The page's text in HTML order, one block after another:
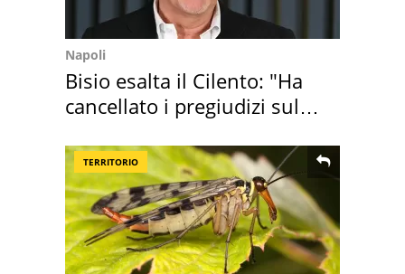
Napoli
Bisio esalta il Cilento: "Ha
cancellato i pregiudizi sul
TERRITORIO